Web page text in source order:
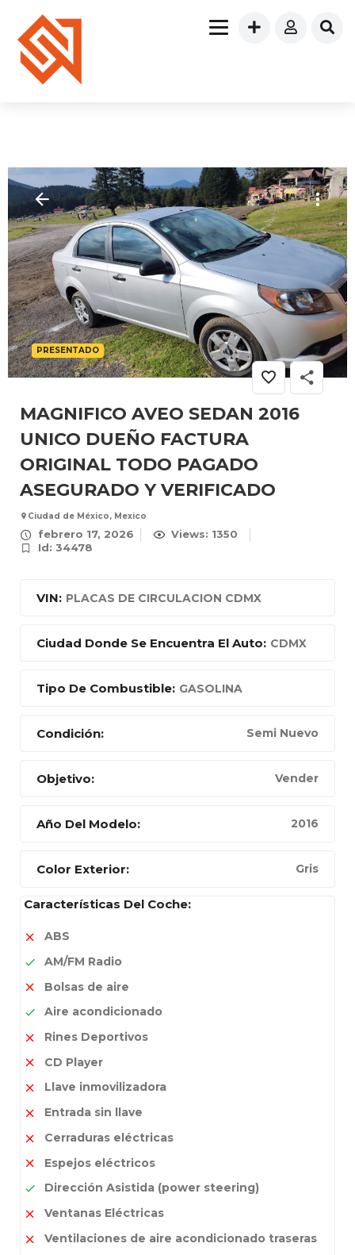
PRESENTADO
MAGNIFICO AVEO SEDAN 2016
UNICO DUEÑO FACTURA
ORIGINAL TODO PAGADO
ASEGURADO Y VERIFICADO
Ciudad de México, Mexico
febrero 17, 2026
Views: 1350
Id: 34478
VIN: PLACAS DE CIRCULACION CDMX
Ciudad Donde Se Encuentra El Auto: CDMX
Tipo De Combustible: GASOLINA
Condición: Semi Nuevo
Objetivo: Vender
Año Del Modelo: 2016
Color Exterior: Gris
Características Del Coche:
ABS
AM/FM Radio
Bolsas de aire
Aire acondicionado
Rines Deportivos
CD Player
Llave inmovilizadora
Entrada sin llave
Cerraduras eléctricas
Espejos eléctricos
Dirección Asistida (power steering)
Ventanas Eléctricas
Ventilaciones de aire acondicionado traseras